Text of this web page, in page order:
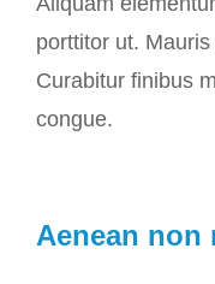
porttitor ut.
Curabitur finibus
congue.
Aenean non